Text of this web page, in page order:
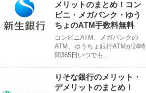
メリットのまとめ！コン
ビニ・メガバンク・ゆう
ちょのATM手数料無料
コンビニATM、メガバンクの
ATM、ゆうちょ銀行ATMが24時
間365日いつでも …
りそな銀行のメリット・
デメリットのまとめ！